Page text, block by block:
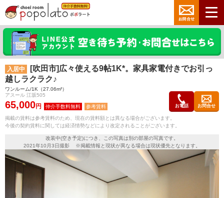
入居中
[吹田市]広々使える9帖1K*。家具家電付きでお引っ
越しラクラク♪
ワンルーム/1K（27.06m²）
アスール 江坂505
65,000円 参考賃料 お電話 お問合せ
掲載の賃料は参考賃料のため、現在の賃料額とは異なる場合がございます。
今後の契約賃料に関しては経済情勢などにより改定されることがございます。
改装中(空き予定)につき、この写真は別の部屋の写真です。
2021年10月3日撮影 ※掲載情報と現状が異なる場合は現状優先となります。